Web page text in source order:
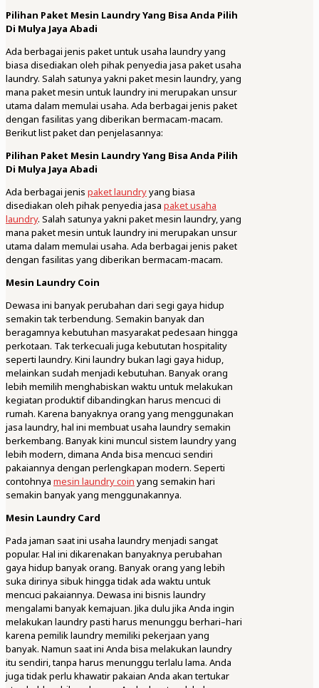
Pilihan Paket Mesin Laundry Yang Bisa Anda Pilih
Di Mulya Jaya Abadi
Ada berbagai jenis paket untuk usaha laundry yang
biasa disediakan oleh pihak penyedia jasa paket usaha
laundry. Salah satunya yakni paket mesin laundry, yang
mana paket mesin untuk laundry ini merupakan unsur
utama dalam memulai usaha. Ada berbagai jenis paket
dengan fasilitas yang diberikan bermacam-macam.
Berikut list paket dan penjelasannya:
Pilihan Paket Mesin Laundry Yang Bisa Anda Pilih
Di Mulya Jaya Abadi
Ada berbagai jenis paket laundryyang biasa
disediakan oleh pihak penyedia jasa paket usaha
laundry. Salah satunya yakni paket mesin laundry, yang
mana paket mesin untuk laundry ini merupakan unsur
utama dalam memulai usaha. Ada berbagai jenis paket
dengan fasilitas yang diberikan bermacam-macam.
Mesin Laundry Coin
Dewasa ini banyak perubahan dari segi gaya hidup
semakin tak terbendung. Semakin banyak dan
beragamnya kebutuhan masyarakat pedesaan hingga
perkotaan. Tak terkecuali juga kebututan hospitality
seperti laundry. Kini laundry bukan lagi gaya hidup,
melainkan sudah menjadi kebutuhan. Banyak orang
lebih memilih menghabiskan waktu untuk melakukan
kegiatan produktif dibandingkan harus mencuci di
rumah. Karena banyaknya orang yang menggunakan
jasa laundry, hal ini membuat usaha laundry semakin
berkembang. Banyak kini muncul sistem laundry yang
lebih modern, dimana Anda bisa mencuci sendiri
pakaiannya dengan perlengkapan modern. Seperti
contohnya mesin laundry coin yang semakin hari
semakin banyak yang menggunakannya.
Mesin Laundry Card
Pada jaman saat ini usaha laundry menjadi sangat
popular. Hal ini dikarenakan banyaknya perubahan
gaya hidup banyak orang. Banyak orang yang lebih
suka dirinya sibuk hingga tidak ada waktu untuk
mencuci pakaiannya. Dewasa ini bisnis laundry
mengalami banyak kemajuan. Jika dulu jika Anda ingin
melakukan laundry pasti harus menunggu berhari–hari
karena pemilik laundry memiliki pekerjaan yang
banyak. Namun saat ini Anda bisa melakukan laundry
itu sendiri, tanpa harus menunggu terlalu lama. Anda
juga tidak perlu khawatir pakaian Anda akan tertukar